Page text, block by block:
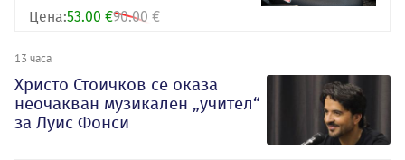
Цена:53.00 €90.00 €
13 часа
Христо Стоичков се оказа
неочакван музикален „учител“
за Луис Фонси